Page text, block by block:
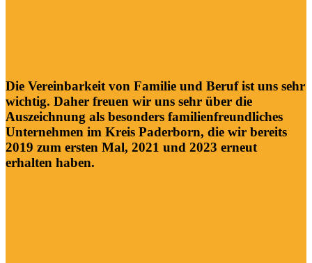
Die Vereinbarkeit von Familie und Beruf ist uns sehr
wichtig. Daher freuen wir uns sehr über die
Auszeichnung als besonders familienfreundliches
Unternehmen im Kreis Paderborn, die wir bereits
2019 zum ersten Mal, 2021 und 2023 erneut
erhalten haben.